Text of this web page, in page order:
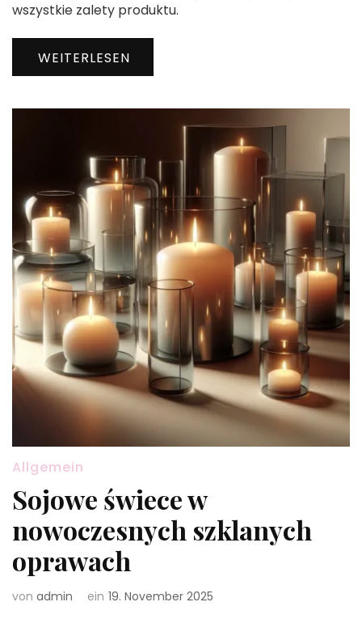
wszystkie zalety produktu.
WEITERLESEN
Allgemein
Sojowe świece w
nowoczesnych szklanych
oprawach
von admin ein 19. November 2025